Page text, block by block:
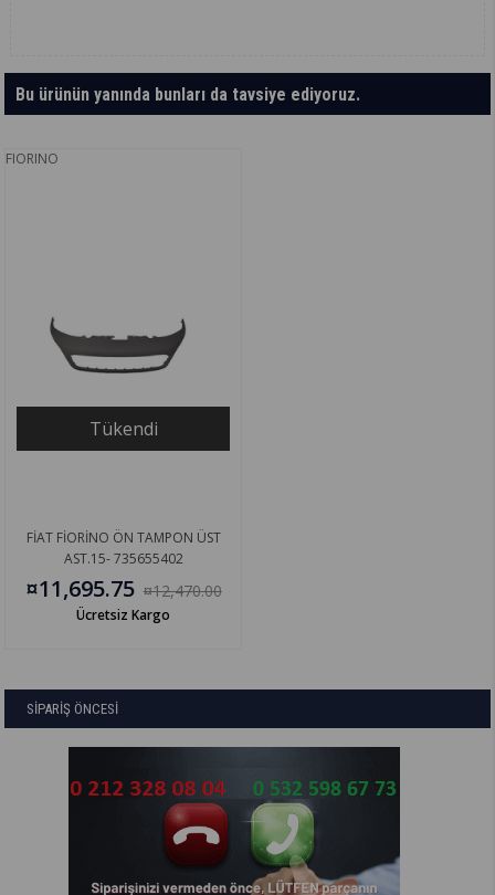
Bu ürünün yanında bunları da tavsiye ediyoruz.
FIORINO
Tükendi
FİAT FİORİNO ÖN TAMPON ÜST
AST.15- 735655402
¤11,695.75 ¤12,470.00
Ücretsiz Kargo
SİPARİŞ ÖNCESİ